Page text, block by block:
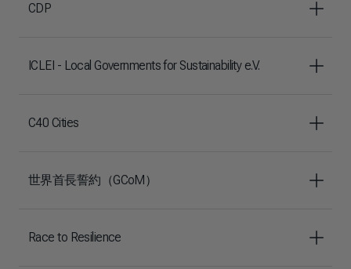
CDP
ICLEI - Local Governments for Sustainability e.V.
C40 Cities
世界首長誓約（GCoM）
Race to Resilience